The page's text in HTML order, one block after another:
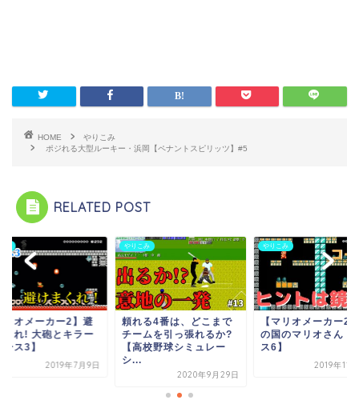
HOME
やりこみ
ポジれる大型ルーキー・浜岡【ペナントスピリッツ】#5
RELATED POST
リオメーカー2】避
くれ! 大砲とキラー
ス3】
2019年7月9日
やりこみ
頼れる4番は、どこまで
チームを引っ張れるか?
【高校野球シミュレー
シ...
2020年9月29日
やりこみ
【マリオメーカー2
の国のマリオさん【
ス6】
2019年11